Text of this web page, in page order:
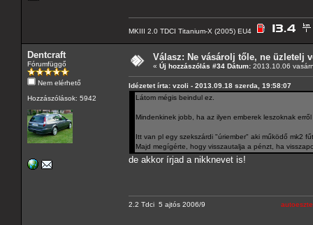
MKIII 2.0 TDCI Titanium-X (2005) EU4
Dentcraft
Fórumfüggő
Nem elérhető
Hozzászólások: 5942
Válasz: Ne vásárolj tőle, ne üzletelj
« Új hozzászólás #34 Dátum: 2013.10.06
Idézetet írta: vzoli - 2013.09.18 szerda, 19:58:07
Látom mégis beindul ez.
Mindenkinek jobb, ha az ilyen emberek leszoknak
Itt van pl egy szekszárdi "úriember" aki működő mk2
Majd megígérte, hogy visszautalja a pénzt, ha
de akkor írjad a nikknevet is!
2.2 Tdci 5 ajtós 2006/9